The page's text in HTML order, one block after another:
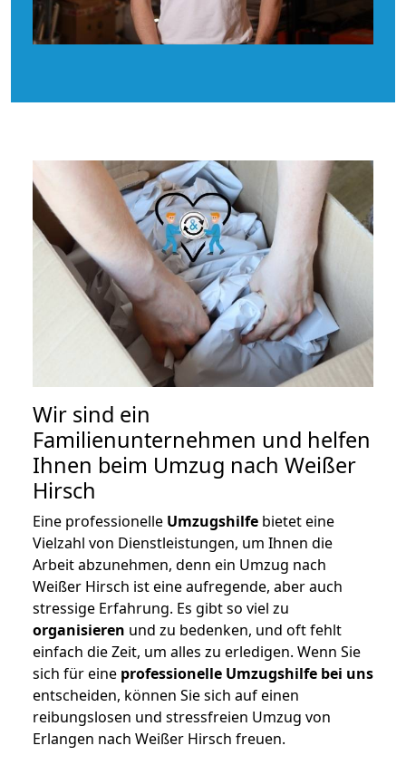
Wir sind ein
Familienunternehmen und helfen
Ihnen beim Umzug nach Weißer
Hirsch
Eine professionelle Umzugshilfe bietet eine
Vielzahl von Dienstleistungen, um Ihnen die
Arbeit abzunehmen, denn ein Umzug nach
Weißer Hirsch ist eine aufregende, aber auch
stressige Erfahrung. Es gibt so viel zu
organisieren und zu bedenken, und oft fehlt
einfach die Zeit, um alles zu erledigen. Wenn Sie
sich für eine professionelle Umzugshilfe bei uns
entscheiden, können Sie sich auf einen
reibungslosen und stressfreien Umzug von
Erlangen nach Weißer Hirsch freuen.